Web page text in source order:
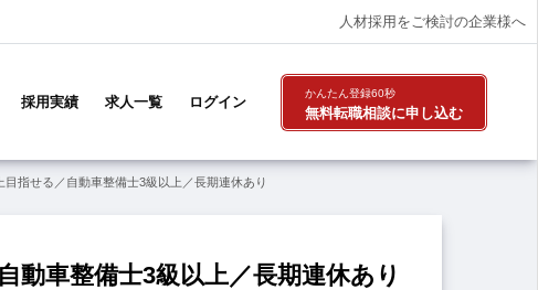
人材採用をご検討の企業様へ
採用実績 求人一覧 ログイン
かんたん登録60秒
無料転職相談に申し込む
目指せる／自動車整備士3級以上／長期連休あり
動車整備士3級以上／長期連休あり